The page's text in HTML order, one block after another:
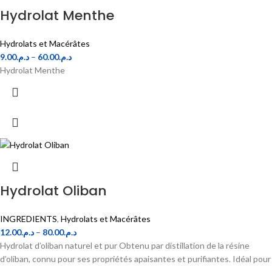
Hydrolat Menthe
Hydrolats et Macérâtes
د.م.9.00 – د.م.60.00
Hydrolat Menthe
Hydrolat Oliban
INGREDIENTS, Hydrolats et Macérâtes
د.م.12.00 – د.م.80.00
Hydrolat d’oliban naturel et pur Obtenu par distillation de la résine
d’oliban, connu pour ses propriétés apaisantes et purifiantes. Idéal pour